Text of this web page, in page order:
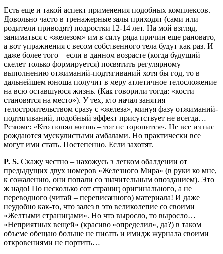
Есть еще и такой аспект применения подобных комплексов.
Довольно часто в тренажерные залы приходят (сами или
родители приводят) подростки 12-14 лет. На мой взгляд,
заниматься с «железом» им в силу ряда причин еще рановато,
а вот упражнения с весом собственного тела будут как раз. И
даже более того – если в данном возрасте (когда будущий
скелет только формируется) посвятить регулярному
выполнению отжиманий-подтягиваний хотя бы год, то в
дальнейшем юноша получит в меру атлетичное телосложение
на всю оставшуюся жизнь. (Как говорили тогда: «кости
становятся на место»). У тех, кто начал занятия
телостроительством сразу с «железа», минуя фазу отжиманий-
подтягиваний, подобный эффект присутствует не всегда…
Резюме: «Кто понял жизнь – тот не торопится». Не все из нас
рождаются мускулистыми амбалами. Но практически все
могут ими стать. Постепенно. Если захотят.
P. S. Скажу честно – нахожусь в легком обалдении от
предыдущих двух номеров «Железного Мира» (в руки ко мне,
к сожалению, они попали со значительным опозданием). Это
ж надо! По несколько сот страниц оригинального, а не
переводного (читай – переписанного) материала! И даже
неудобно как-то, что залез в это великолепие со своими
«Желтыми страницами». Но что выросло, то выросло…
«Неприятных вещей» (красиво «определил», да?) в таком
объеме обещаю больше не писать и имидж журнала своими
откровениями не портить…